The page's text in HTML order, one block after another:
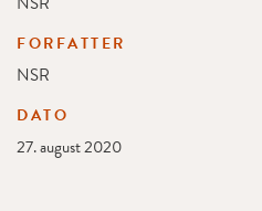
FORFATTER
NSR
DATO
27. august 2020